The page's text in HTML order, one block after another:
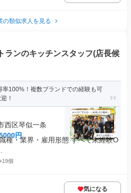
の類似求人を見る
ランのキッチンスタッフ(店長候
率100%！複数ブランドでの経験も可
！
西区琴似一条
円
・業界・雇用形態 すべて未経験O
個
気になる